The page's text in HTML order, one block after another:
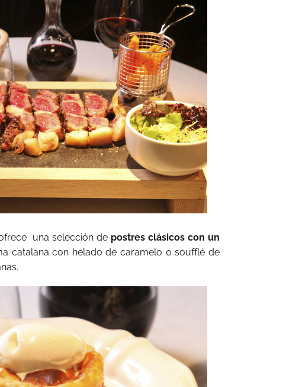
ofrece una selección de postres clásicos con un
catalana con helado de caramelo o soufflé de